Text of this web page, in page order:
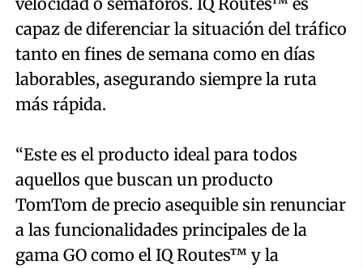
capaz de diferenciar la situación del tráfico
tanto en fines de semana como en días
laborables, asegurando siempre la ruta
más rápida.
“Este es el producto ideal para todos
aquellos que buscan un producto
TomTom de precio asequible sin renunciar
a las funcionalidades principales de la
gama GO como el IQ Routes™ y la